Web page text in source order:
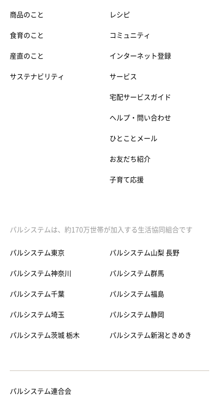
商品のこと
食育のこと
産直のこと
サステナビリティ
レシピ
コミュニティ
インターネット登録
サービス
宅配サービスガイド
ヘルプ・問い合わせ
ひとことメール
お友だち紹介
子育て応援
パルシステムは、約170万世帯が加入する生活協同組合です
パルシステム東京
パルシステム神奈川
パルシステム千葉
パルシステム埼玉
パルシステム茨城 栃木
パルシステム山梨 長野
パルシステム群馬
パルシステム福島
パルシステム静岡
パルシステム新潟ときめき
パルシステム連合会